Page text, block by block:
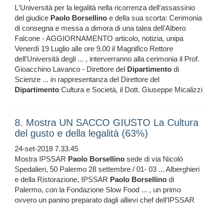
L'Università per la legalità nella ricorrenza dell'assassinio
del giudice Paolo Borsellino e della sua scorta: Cerimonia
di consegna e messa a dimora di una talea dell'Albero
Falcone - AGGIORNAMENTO articolo, notizia, unipa
Venerdì 19 Luglio alle ore 9.00 il Magnifico Rettore
dell'Università degli ... , interverranno alla cerimonia il Prof.
Gioacchino Lavanco - Direttore del Dipartimento di
Scienze ... in rappresentanza del Direttore del
Dipartimento Cultura e Società, il Dott. Giuseppe Micalizzi
8. Mostra UN SACCO GIUSTO La Cultura
del gusto e della legalità (63%)
24-set-2018 7.33.45
Mostra IPSSAR Paolo Borsellino sede di via Nicolò
Spedalieri, 50 Palermo 28 settembre / 01- 03 ... Alberghieri
e della Ristorazione, IPSSAR Paolo Borsellino di
Palermo, con la Fondazione Slow Food ... , un primo
ovvero un panino preparato dagli allievi chef dell’IPSSAR